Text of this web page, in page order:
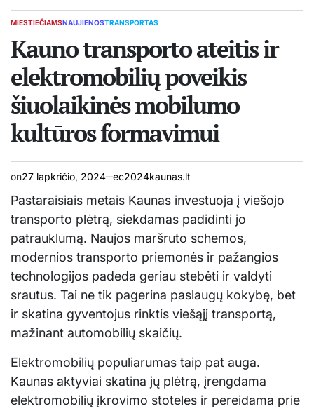
POSTED
MIESTIEČIAMSNAUJIENOSTRANSPORTAS
Kauno transporto ateitis ir
elektromobilių poveikis
šiuolaikinės mobilumo
kultūros formavimui
on27 lapkričio, 2024 ec2024kaunas.lt
Pastaraisiais metais Kaunas investuoja į viešojo
transporto plėtrą, siekdamas padidinti jo
patrauklumą. Naujos maršruto schemos,
modernios transporto priemonės ir pažangios
technologijos padeda geriau stebėti ir valdyti
srautus. Tai ne tik pagerina paslaugų kokybę, bet
ir skatina gyventojus rinktis viešąjį transportą,
mažinant automobilių skaičių.
Elektromobilių populiarumas taip pat auga.
Kaunas aktyviai skatina jų plėtrą, įrengdama
elektromobilių įkrovimo stoteles ir pereidama prie